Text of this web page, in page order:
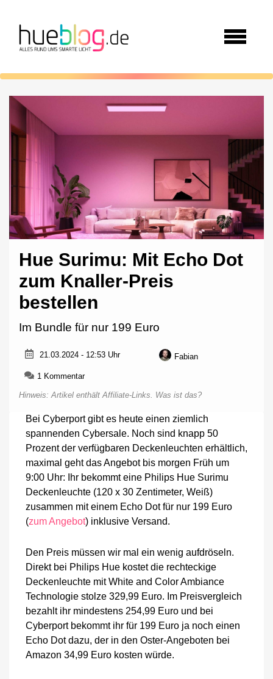
Hue Surimu: Mit Echo Dot
zum Knaller-Preis
bestellen
Im Bundle für nur 199 Euro
21.03.2024 - 12:53 Uhr Fabian
1 Kommentarzu
Surimu:
Echo
Dot
zum
Knaller-
Preis
bestellen
Hinweis: Artikel enthält Affiliate-Links. Was ist das?
Bei Cyberport gibt es heute einen ziemlich
spannenden Cybersale. Noch sind knapp 50
Prozent der verfügbaren Deckenleuchten erhältlich,
maximal geht das Angebot bis morgen Früh um
9:00 Uhr: Ihr bekommt eine Philips Hue Surimu
Deckenleuchte (120 x 30 Zentimeter, Weiß)
zusammen mit einem Echo Dot für nur 199 Euro
(zum Angebot) inklusive Versand.
Den Preis müssen wir mal ein wenig aufdröseln.
Direkt bei Philips Hue kostet die rechteckige
Deckenleuchte mit White and Color Ambiance
Technologie stolze 329,99 Euro. Im Preisvergleich
bezahlt ihr mindestens 254,99 Euro und bei
Cyberport bekommt ihr für 199 Euro ja noch einen
Echo Dot dazu, der in den Oster-Angeboten bei
Amazon 34,99 Euro kosten würde.